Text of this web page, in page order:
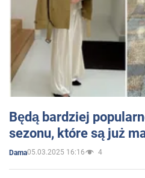
Będą bardziej
sezonu, które są już
Dama05.03.2025 16:16 4